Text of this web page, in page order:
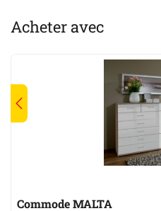
Acheter avec
Commode MALTA